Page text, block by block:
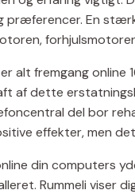
præferencer. En
alt fremgang
af dette
del bor
effekter, men
din computers
Rummeli viser